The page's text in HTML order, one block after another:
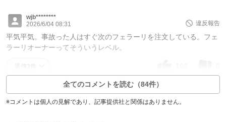
wjb********
2026/6/04 08:31
違反報告
平気平気。事故った人はすぐ次のフェラーリを注文している。フェ
ラーリオーナーってそういうレベル。
全てのコメントを読む（84件）
※コメントは個人の見解であり、記事提供社と関係はありません。